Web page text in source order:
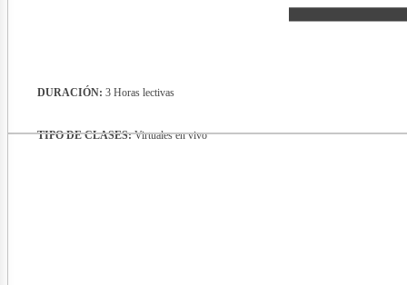
TIPO DE CLASES:Virtuales en vivo
DURACIÓN: 3 Horas lectivas